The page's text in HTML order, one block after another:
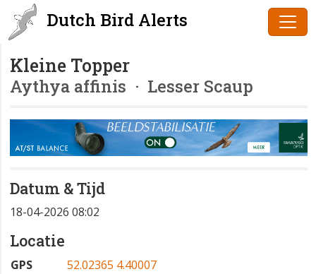
Dutch Bird Alerts
Kleine Topper
Aythya affinis · Lesser Scaup
Datum & Tijd
18-04-2026 08:02
Locatie
GPS
52.02365 4.40007